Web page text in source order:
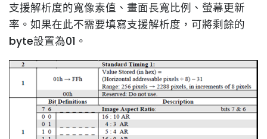
支援解析度的寬像素值、畫面長寬比例、螢幕更新
率。如果在此不需要填寫支援解析度，可將剩餘的
byte設置為01。